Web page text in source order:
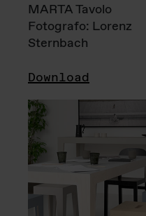
MARTA Tavolo
Fotografo: Lorenz
Sternbach
Download